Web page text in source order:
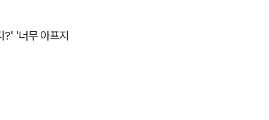
?' '너무 아프지